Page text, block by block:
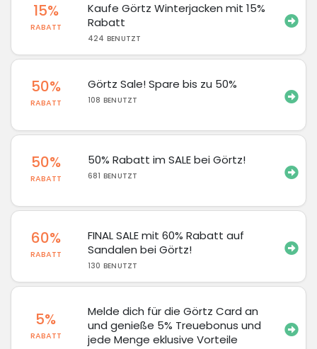
15%
RABATT
Kaufe Görtz Winterjacken mit 15%
Rabatt
424 BENUTZT
50%
RABATT
Görtz Sale! Spare bis zu 50%
108 BENUTZT
50%
RABATT
50% Rabatt im SALE bei Görtz!
681 BENUTZT
60%
RABATT
FINAL SALE mit 60% Rabatt auf
Sandalen bei Görtz!
130 BENUTZT
5%
RABATT
Melde dich für die Görtz Card an
und genieße 5% Treuebonus und
jede Menge eklusive Vorteile